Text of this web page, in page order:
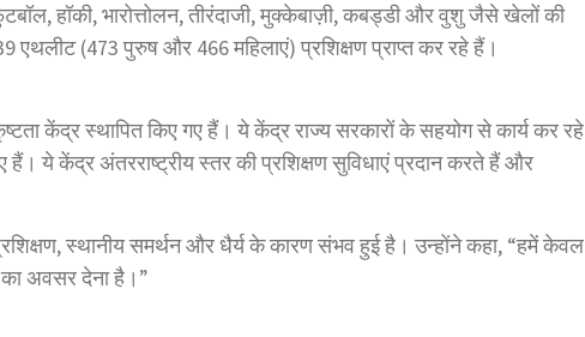
हॉकी, भारोत्तोलन, तीरंदाजी, मुक्केबाज़ी, कबड्डी और वुशु जैसे खेलों की
एथलीट (473 पुरुष और 466 महिलाएं) प्रशिक्षण प्राप्त कर रहे हैं।
केंद्र स्थापित किए गए हैं। ये केंद्र राज्य सरकारों के सहयोग से कार्य कर रहे
ये केंद्र अंतरराष्ट्रीय स्तर की प्रशिक्षण सुविधाएं प्रदान करते हैं और
स्थानीय समर्थन और धैर्य के कारण संभव हुई है। उन्होंने कहा, “हमें केवल
अवसर देना है।”